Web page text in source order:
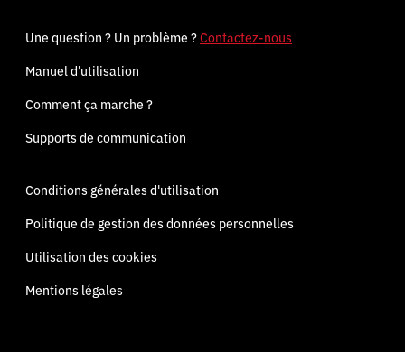
Une question ? Un problème ?Contactez-nous
Manuel d'utilisation
Comment ça marche ?
Supports de communication
Conditions générales d'utilisation
Politique de gestion des données personnelles
Utilisation des cookies
Mentions légales